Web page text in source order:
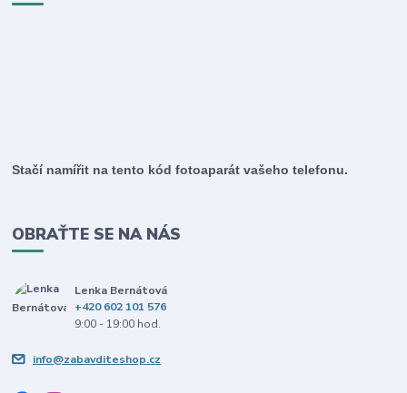
Stačí namířit na tento kód fotoaparát vašeho telefonu.
OBRAŤTE SE NA NÁS
Lenka Bernátová
+420 602 101 576
9:00 - 19:00 hod.
info@zabavditeshop.cz